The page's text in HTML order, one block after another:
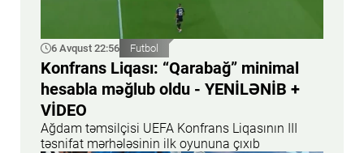
6 Avqust 22:56 Futbol
Konfrans Liqası: “Qarabağ” minimal
hesabla məğlub oldu - YENİLƏNİB +
VİDEO
Ağdam təmsilçisi UEFA Konfrans Liqasının III
təsnifat mərhələsinin ilk oyununa çıxıb